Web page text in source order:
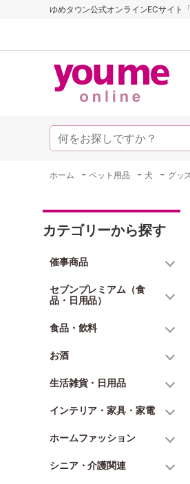
ゆめタウン公式オンラインECサイト
ホーム -ペット用品 -犬 - グッ
カテゴリーから探す
催事商品
セブンプレミアム（食
品・日用品）
食品・飲料
お酒
生活雑貨・日用品
インテリア・家具・家電
ホームファッション
シニア・介護関連